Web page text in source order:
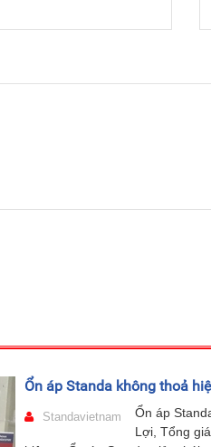
Ổn áp Standa không thoả
Standavietnam
Ổn áp
Lợi, Tổng